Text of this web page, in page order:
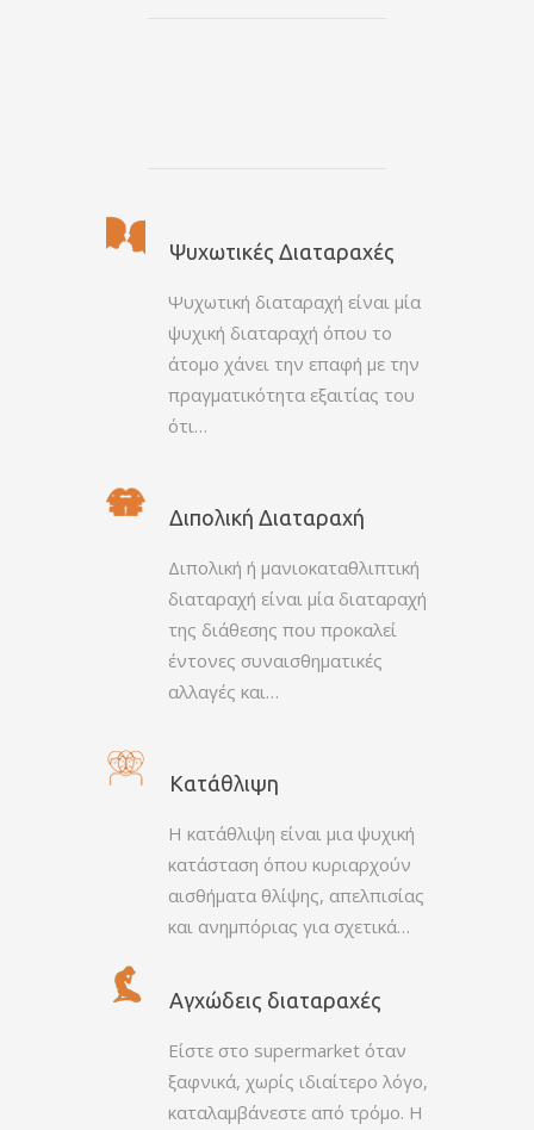
Ψυχωτικές Διαταραχές
Ψυχωτική διαταραχή είναι μία
ψυχική διαταραχή όπου το
άτομο χάνει την επαφή με την
πραγματικότητα εξαιτίας του
ότι…
Διπολική Διαταραχή
Διπολική ή μανιοκαταθλιπτική
διαταραχή είναι μία διαταραχή
της διάθεσης που προκαλεί
έντονες συναισθηματικές
αλλαγές και…
Κατάθλιψη
Η κατάθλιψη είναι μια ψυχική
κατάσταση όπου κυριαρχούν
αισθήματα θλίψης, απελπισίας
και ανημπόριας για σχετικά…
Αγχώδεις διαταραχές
Είστε στο supermarket όταν
ξαφνικά, χωρίς ιδιαίτερο λόγο,
καταλαμβάνεστε από τρόμο. Η